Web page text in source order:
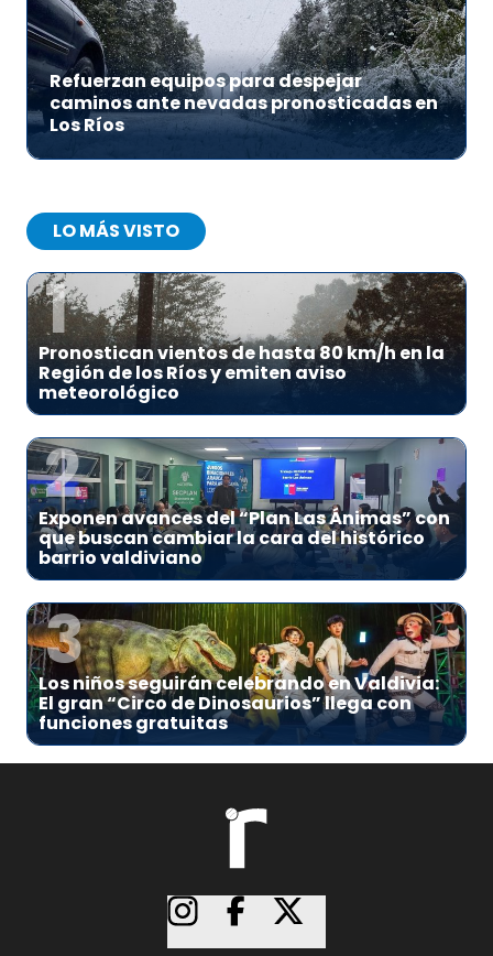
Refuerzan equipos para despejar
caminos ante nevadas pronosticadas en
Los Ríos
LO MÁS VISTO
1
Pronostican vientos de hasta 80 km/h en la
Región de los Ríos y emiten aviso
meteorológico
2
Exponen avances del “Plan Las Ánimas” con
que buscan cambiar la cara del histórico
barrio valdiviano
3
Los niños seguirán celebrando en Valdivia:
El gran “Circo de Dinosaurios” llega con
funciones gratuitas